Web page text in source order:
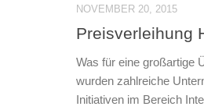
NOVEMBER 20, 2015
Preisverleihung
Was für eine großartige
wurden zahlreiche
Initiativen im Bereich